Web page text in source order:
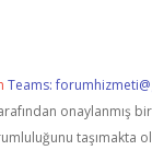
Teams: